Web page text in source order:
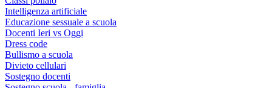
Intelligenza artificiale
Educazione sessuale a scuola
Docenti Ieri vs Oggi
Dress code
Bullismo a scuola
Divieto cellulari
Sostegno docenti